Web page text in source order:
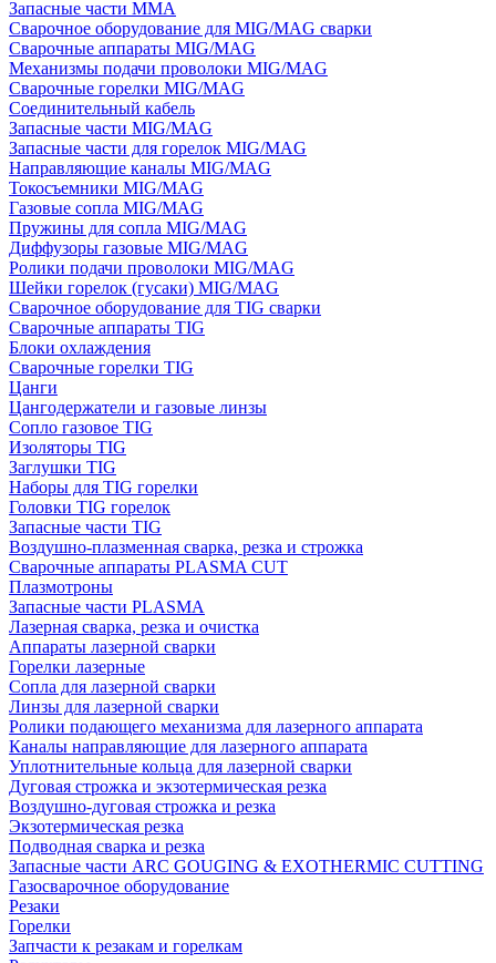
Запасные части MMA
Сварочное оборудование для MIG/MAG сварки
Сварочные аппараты MIG/MAG
Механизмы подачи проволоки MIG/MAG
Сварочные горелки MIG/MAG
Соединительный кабель
Запасные части MIG/MAG
Запасные части для горелок MIG/MAG
Направляющие каналы MIG/MAG
Токосъемники MIG/MAG
Газовые сопла MIG/MAG
Пружины для сопла MIG/MAG
Диффузоры газовые MIG/MAG
Ролики подачи проволоки MIG/MAG
Шейки горелок (гусаки) MIG/MAG
Сварочное оборудование для TIG сварки
Сварочные аппараты TIG
Блоки охлаждения
Сварочные горелки TIG
Цанги
Цангодержатели и газовые линзы
Сопло газовое TIG
Изоляторы TIG
Заглушки TIG
Наборы для TIG горелки
Головки TIG горелок
Запасные части TIG
Воздушно-плазменная сварка, резка и строжка
Сварочные аппараты PLASMA CUT
Плазмотроны
Запасные части PLASMA
Лазерная сварка, резка и очистка
Аппараты лазерной сварки
Горелки лазерные
Сопла для лазерной сварки
Линзы для лазерной сварки
Ролики подающего механизма для лазерного аппарата
Каналы направляющие для лазерного аппарата
Уплотнительные кольца для лазерной сварки
Дуговая строжка и экзотермическая резка
Воздушно-дуговая строжка и резка
Экзотермическая резка
Подводная сварка и резка
Запасные части ARC GOUGING & EXOTHERMIC CUTTING
Газосварочное оборудование
Резаки
Горелки
Запчасти к резакам и горелкам